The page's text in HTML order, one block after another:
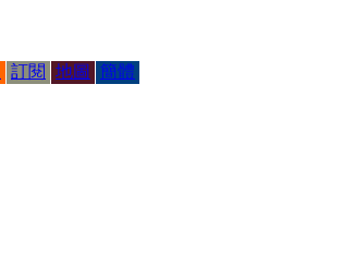
訂閱 地圖 簡體